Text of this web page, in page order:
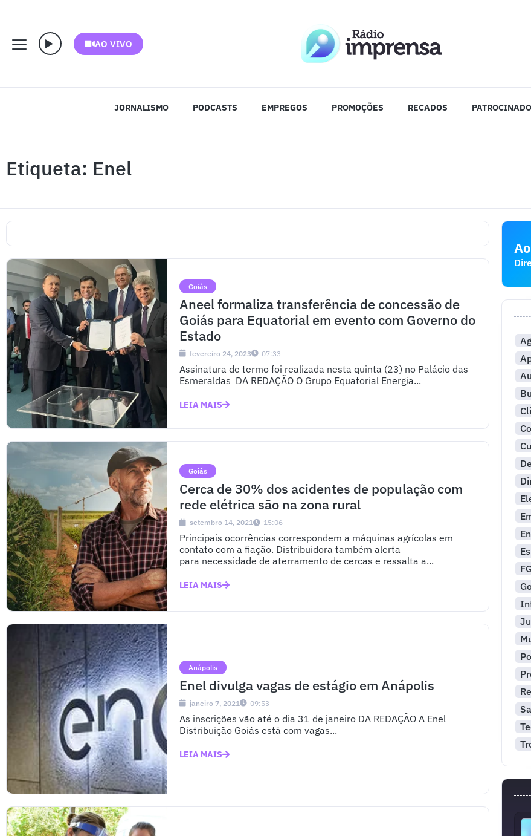
AO VIVO
JORNALISMO PODCASTS EMPREGOS PROMOÇÕES RECADOS
Etiqueta: Enel
Goiás
Aneel formaliza transferência de concessão de
Goiás para Equatorial em evento com Governo do
Estado
fevereiro 24, 2023 07:33
Assinatura de termo foi realizada nesta quinta (23) no Palácio das
Esmeraldas DA REDAÇÃO O Grupo Equatorial Energia...
LEIA MAIS
Goiás
Cerca de 30% dos acidentes de população com
rede elétrica são na zona rural
setembro 14, 2021 15:06
Principais ocorrências correspondem a máquinas agrícolas em
contato com a fiação. Distribuidora também alerta
para necessidade de aterramento de cercas e ressalta a...
LEIA MAIS
Anápolis
Enel divulga vagas de estágio em Anápolis
janeiro 7, 2021 09:53
As inscrições vão até o dia 31 de janeiro DA REDAÇÃO A Enel
Distribuição Goiás está com vagas...
LEIA MAIS